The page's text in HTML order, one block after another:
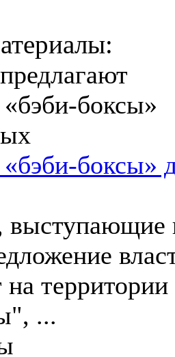
«бэби-боксы»
выступающие
...